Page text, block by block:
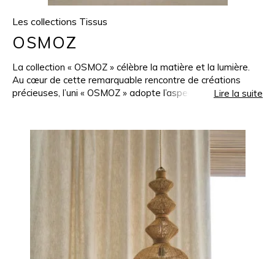
Les collections Tissus
OSMOZ
La collection « OSMOZ » célèbre la matière et la lumière.
Au cœur de cette remarquable rencontre de créations
précieuses, l’uni « OSMOZ » adopte l’aspect délicat du lin
« TRIM », « DAZZLE », « SILMEA » et « FRAME » sont
ponctués, sur une conception grande longueur, de subtils
détails comme des galons joliment travaillés, afin
d’apporter rythme et élégance à la collection. Ils révèlent
une personnalité discrète, mais affirmée, facile à installer
dans tous les intérieurs. Ils se coordonnent parfaitement à
notre uni « OSMOZ ».
Lire la suite